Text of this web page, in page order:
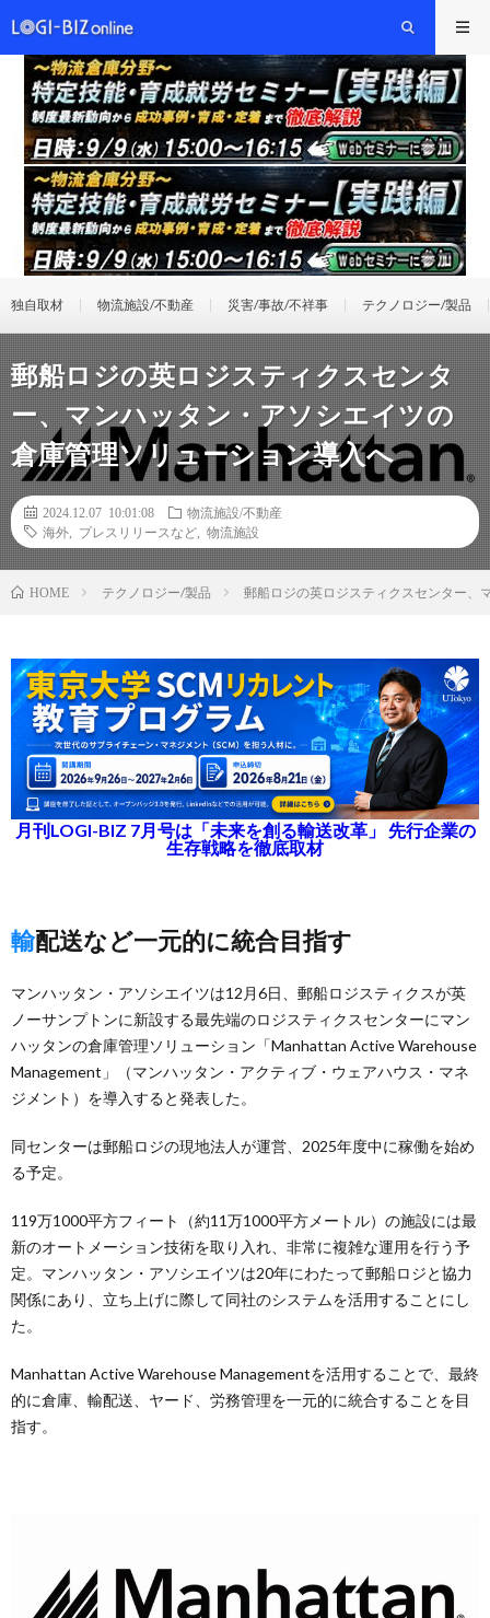
独自取材 物流施設/不動産 災害/事故/不祥事 テクノロジー/製品
郵船ロジの英ロジスティクスセンタ
ー、マンハッタン・アソシエイツの
倉庫管理ソリューション導入へ
2024.12.07 10:01:08
物流施設/不動産
海外
プレスリリースなど 物流施設
HOME テクノロジー/製品 郵船ロジの英ロジスティクスセンター、
月刊LOGI-BIZ 7月号は「未来を創る輸送改革」 先行企業の
生存戦略を徹底取材
輸配送など一元的に統合目指す
マンハッタン・アソシエイツは12月6日、郵船ロジスティクスが英
ノーサンプトンに新設する最先端のロジスティクスセンターにマン
ハッタンの倉庫管理ソリューション「Manhattan Active Warehouse
Management」（マンハッタン・アクティブ・ウェアハウス・マネ
ジメント）を導入すると発表した。
同センターは郵船ロジの現地法人が運営、2025年度中に稼働を始め
る予定。
119万1000平方フィート（約11万1000平方メートル）の施設には最
新のオートメーション技術を取り入れ、非常に複雑な運用を行う予
定。マンハッタン・アソシエイツは20年にわたって郵船ロジと協力
関係にあり、立ち上げに際して同社のシステムを活用することにし
た。
Manhattan Active Warehouse Managementを活用することで、最終
的に倉庫、輸配送、ヤード、労務管理を一元的に統合することを目
指す。